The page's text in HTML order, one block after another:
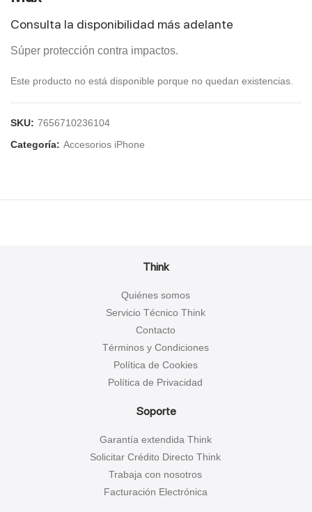
Consulta la disponibilidad más adelante
Súper protección contra impactos.
Este producto no está disponible porque no quedan existencias.
SKU: 7656710236104
Categoría: Accesorios iPhone
Think
Quiénes somos
Servicio Técnico Think
Contacto
Términos y Condiciones
Política de Cookies
Política de Privacidad
Soporte
Garantía extendida Think
Solicitar Crédito Directo Think
Trabaja con nosotros
Facturación Electrónica